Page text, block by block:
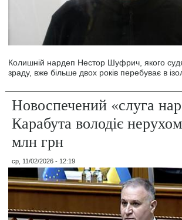
Колишній нардеп Нестор Шуфрич, якого
зраду, вже більше двох років перебуває в
Новоспечений «слуга
Карабута володіє
млн грн
ср, 11/02/2026 - 12:19